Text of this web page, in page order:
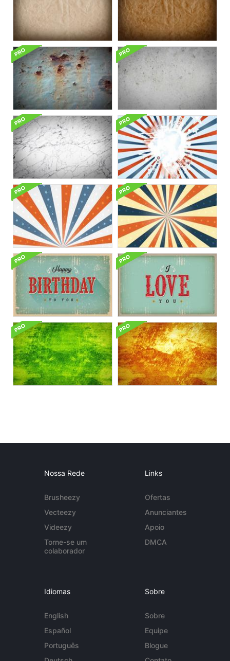
Nossa Rede
Brusheezy
Vecteezy
Videezy
Torne-se um
colaborador
Links
Ofertas
Anunciantes
Apoio
DMCA
Idiomas
English
Español
Português
Sobre
Sobre
Equipe
Blogue